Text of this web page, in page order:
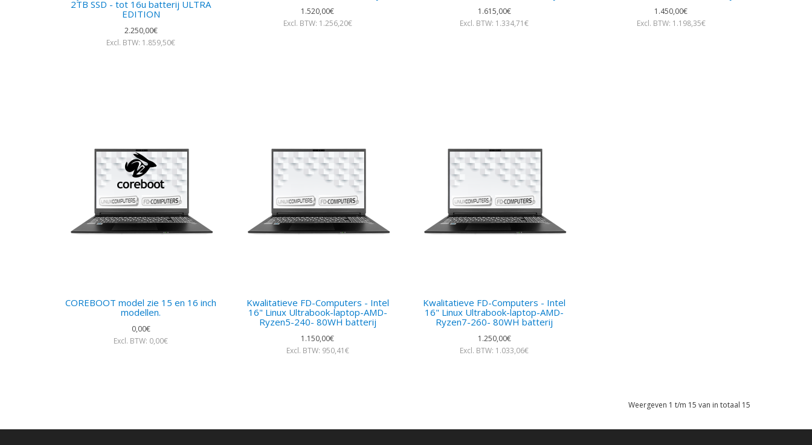
2TB SSD - tot 16u batterij ULTRA
EDITION
2.250,00€
Excl. BTW: 1.859,50€
1.520,00€
Excl. BTW: 1.256,20€
1.615,00€
Excl. BTW: 1.334,71€
1.450,00€
Excl. BTW: 1.198,35€
COREBOOT model zie 15 en 16 inch
modellen.
0,00€
Excl. BTW: 0,00€
Kwalitatieve FD-Computers - Intel
16" Linux Ultrabook-laptop-AMD-
Ryzen5-240- 80WH batterij
1.150,00€
Excl. BTW: 950,41€
Kwalitatieve FD-Computers - Intel
16" Linux Ultrabook-laptop-AMD-
Ryzen7-260- 80WH batterij
1.250,00€
Excl. BTW: 1.033,06€
Weergeven 1 t/m 15 van in totaal 15